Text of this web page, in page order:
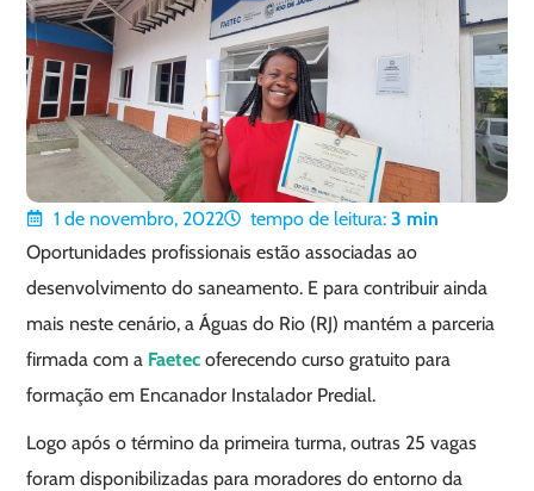
1 de novembro, 2022 tempo de leitura: 3 min
Oportunidades profissionais estão associadas ao
desenvolvimento do saneamento. E para contribuir ainda
mais neste cenário, a Águas do Rio (RJ) mantém a parceria
firmada com a Faetec oferecendo curso gratuito para
formação em Encanador Instalador Predial.
Logo após o término da primeira turma, outras 25 vagas
foram disponibilizadas para moradores do entorno da